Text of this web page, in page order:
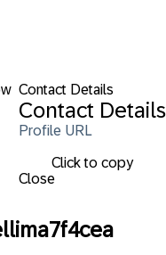
Contact Details
Contact Details
Profile URL
Click to copy
Close